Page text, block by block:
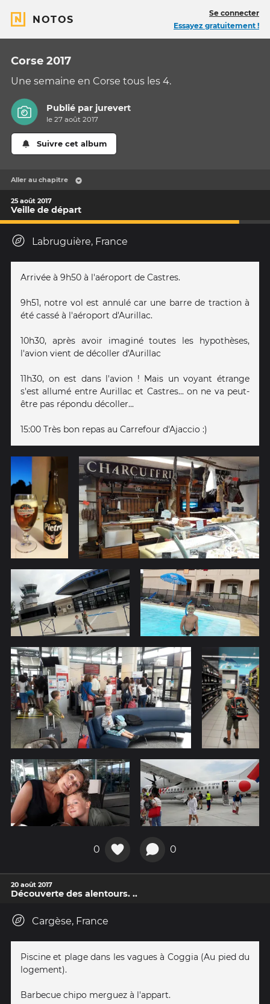
NOTOS
Se connecter
Essayez gratuitement !
Corse 2017
Une semaine en Corse tous les 4.
Publié par jurevert
le 27 août 2017
Suivre cet album
Aller au chapitre
25 août 2017
Veille de départ
Labruguière, France
Arrivée à 9h50 à l'aéroport de Castres.
9h51, notre vol est annulé car une barre de traction à
été cassé à l'aéroport d'Aurillac.
10h30, après avoir imaginé toutes les hypothèses,
l'avion vient de décoller d'Aurillac
11h30, on est dans l'avion ! Mais un voyant étrange
s'est allumé entre Aurillac et Castres... on ne va peut-
être pas répondu décoller...
15:00 Très bon repas au Carrefour d'Ajaccio :)
0 0
20 août 2017
Découverte des alentours. ..
Cargèse, France
Piscine et plage dans les vagues à Coggia (Au pied du
logement).
Barbecue chipo merguez à l'appart.